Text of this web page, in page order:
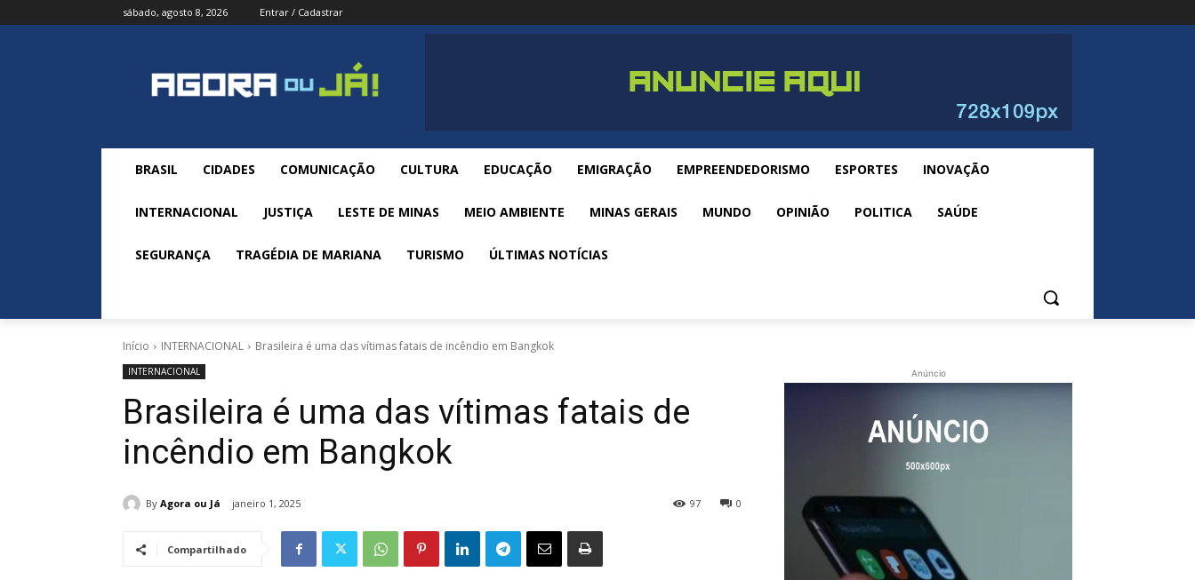
sábado, agosto 8, 2026 Entrar / Cadastrar
BRASIL CIDADES COMUNICAÇÃO CULTURA EDUCAÇÃO EMIGRAÇÃO EMPREENDEDORISMO ESPORTES INOVAÇÃO
INTERNACIONAL JUSTIÇA LESTE DE MINAS MEIO AMBIENTE MINAS GERAIS MUNDO OPINIÃO POLITICA SAÚDE
SEGURANÇA TRAGÉDIA DE MARIANA TURISMO ÚLTIMAS NOTÍCIAS
Início INTERNACIONAL Brasileira é uma das vítimas fatais de incêndio em Bangkok
INTERNACIONAL
Brasileira é uma das vítimas fatais de
incêndio em Bangkok
By Agora ou Já janeiro 1, 2025 0
97
Compartilhado
Anúncio